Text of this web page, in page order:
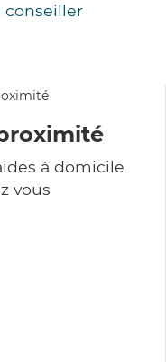
conseiller
à domicile
vous